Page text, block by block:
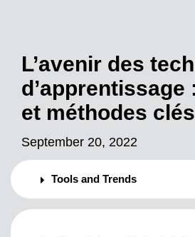
L’avenir des
d’apprentissage
et méthodes clés
September 20, 2022
Tools and Trends